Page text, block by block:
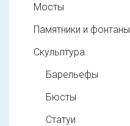
Мосты
Памятники и фонтаны
Скульптура
Барельефы
Бюсты
Статуи